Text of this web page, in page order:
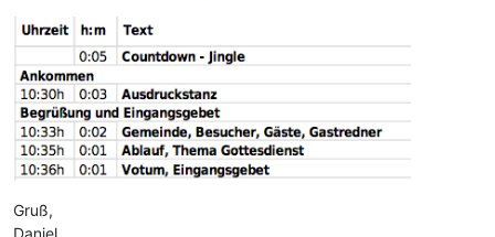
Gruß,
Daniel